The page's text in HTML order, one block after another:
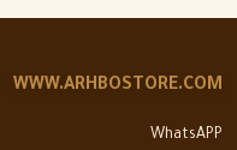
WWW.ARHBOSTORE.COM
WhatsAPP